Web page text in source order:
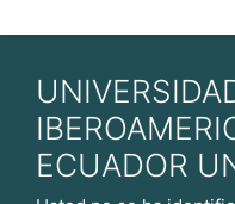
ECUADOR